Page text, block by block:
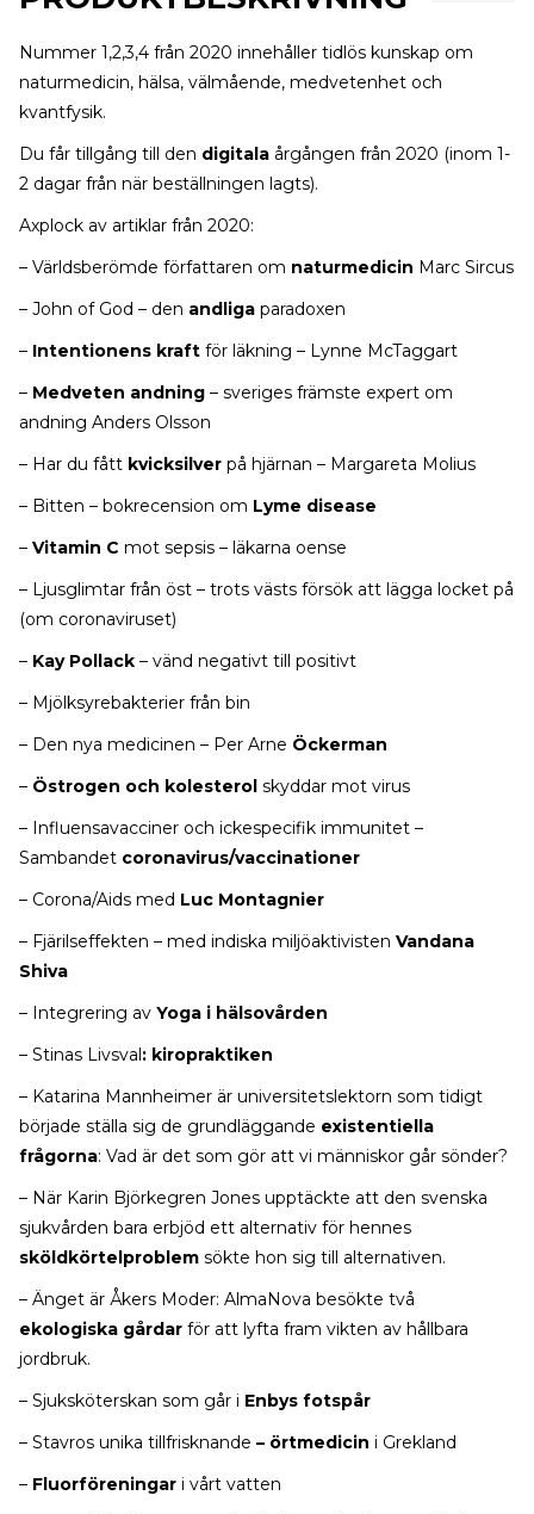
Nummer 1,2,3,4 från 2020 innehåller tidlös kunskap om
naturmedicin, hälsa, välmående, medvetenhet och
kvantfysik.
Du får tillgång till den digitala årgången från 2020 (inom 1-
2 dagar från när beställningen lagts).
Axplock av artiklar från 2020:
– Världsberömde författaren om naturmedicin Marc Sircus
– John of God – den andliga paradoxen
– Intentionens kraft för läkning – Lynne McTaggart
– Medveten andning – sveriges främste expert om
andning Anders Olsson
– Har du fått kvicksilver på hjärnan – Margareta Molius
– Bitten – bokrecension om Lyme disease
– Vitamin C mot sepsis – läkarna oense
– Ljusglimtar från öst – trots västs försök att lägga locket på
(om coronaviruset)
– Kay Pollack – vänd negativt till positivt
– Mjölksyrebakterier från bin
– Den nya medicinen – Per Arne Öckerman
– Östrogen och kolesterol skyddar mot virus
– Influensavacciner och ickespecifik immunitet –
Sambandet coronavirus/vaccinationer
– Corona/Aids med Luc Montagnier
– Fjärilseffekten – med indiska miljöaktivisten Vandana
Shiva
– Integrering av Yoga i hälsovården
– Stinas Livsval: kiropraktiken
– Katarina Mannheimer är universitetslektorn som tidigt
började ställa sig de grundläggande existentiella
frågorna: Vad är det som gör att vi människor går sönder?
– När Karin Björkegren Jones upptäckte att den svenska
sjukvården bara erbjöd ett alternativ för hennes
sköldkörtelproblem sökte hon sig till alternativen.
– Änget är Åkers Moder: AlmaNova besökte två
ekologiska gårdar för att lyfta fram vikten av hållbara
jordbruk.
– Sjuksköterskan som går i Enbys fotspår
– Stavros unika tillfrisknande – örtmedicin i Grekland
– Fluorföreningar i vårt vatten